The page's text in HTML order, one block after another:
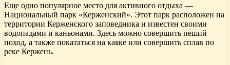
Еще одно популярное место для активного отдыха —
Национальный парк «Керженский». Этот парк расположен на
территории Керженского заповедника и известен своими
водопадами и каньонами. Здесь можно совершить пеший
поход, а также покататься на каяке или совершить сплав по
реке Кержень.